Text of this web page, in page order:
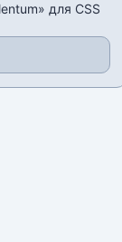
для CSS